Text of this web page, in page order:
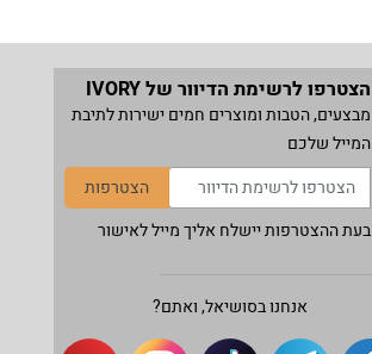
הצטרפו לרשימת הדיוור של IVORY
מבצעים, הטבות ומוצרים חמים ישירות לתיבת
המייל שלכם
הצטרפות
בעת ההצטרפות יישלח אליך מייל לאישור
אנחנו בסושיאל, ואתם?